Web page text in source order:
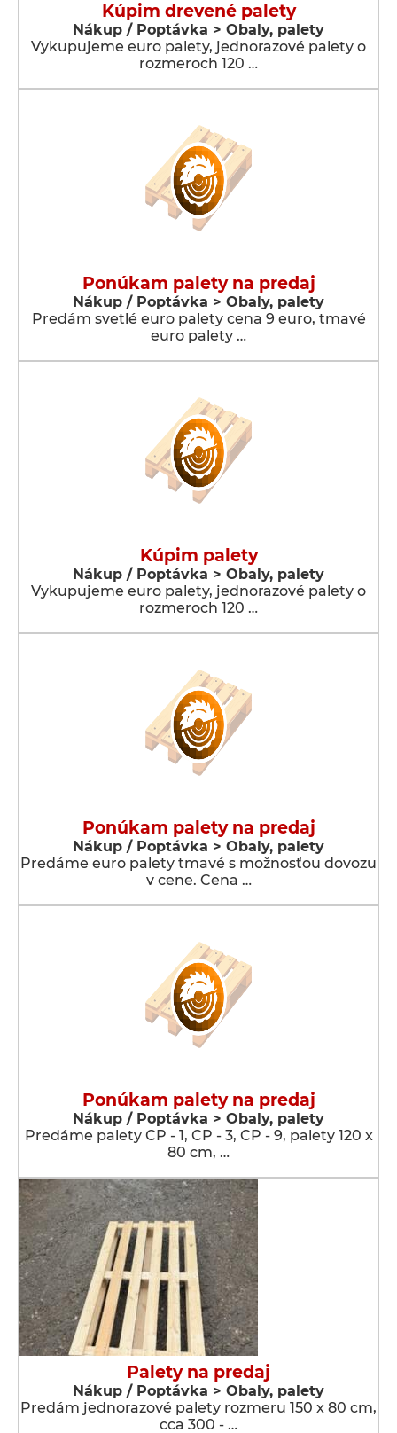
Kúpim drevené palety
Nákup / Poptávka > Obaly, palety
Vykupujeme euro palety, jednorazové palety o
rozmeroch 120 …
Ponúkam palety na predaj
Nákup / Poptávka > Obaly, palety
Predám svetlé euro palety cena 9 euro, tmavé
euro palety …
Kúpim palety
Nákup / Poptávka > Obaly, palety
Vykupujeme euro palety, jednorazové palety o
rozmeroch 120 …
Ponúkam palety na predaj
Nákup / Poptávka > Obaly, palety
Predáme euro palety tmavé s možnosťou dovozu
v cene. Cena …
Ponúkam palety na predaj
Nákup / Poptávka > Obaly, palety
Predáme palety CP - 1, CP - 3, CP - 9, palety 120 x
80 cm, …
Palety na predaj
Nákup / Poptávka > Obaly, palety
Predám jednorazové palety rozmeru 150 x 80 cm,
cca 300 - …